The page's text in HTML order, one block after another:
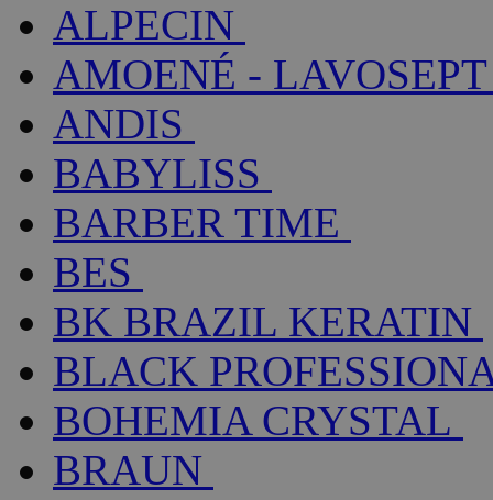
ALPECIN
AMOENÉ - LAVOSEPT
ANDIS
BABYLISS
BARBER TIME
BES
BK BRAZIL KERATIN
BLACK
BOHEMIA CRYSTAL
BRAUN